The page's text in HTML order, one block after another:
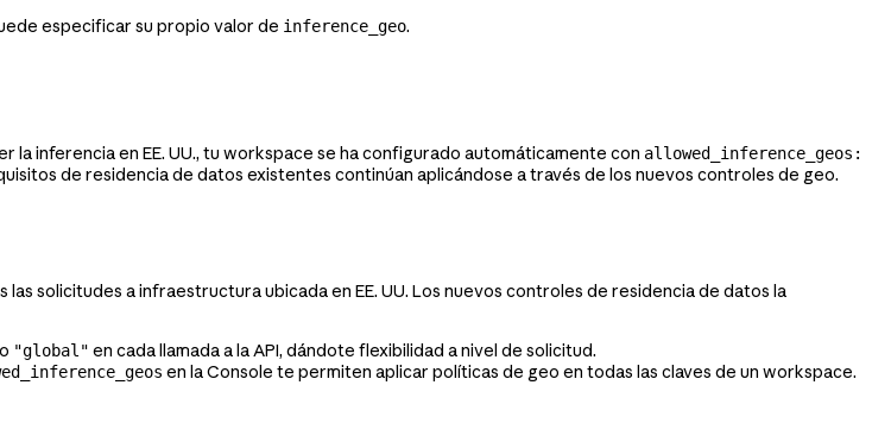
especificar su propio valor de inference_geo.
inferencia en EE. UU., tu workspace se ha configurado automáticamente con allowed_inference_geos:
de residencia de datos existentes continúan aplicándose a través de los nuevos controles de geo.
solicitudes a infraestructura ubicada en EE. UU. Los nuevos controles de residencia de datos la
o "global" en cada llamada a la API, dándote flexibilidad a nivel de solicitud.
en la Console te permiten aplicar políticas de geo en todas las claves de un workspace.